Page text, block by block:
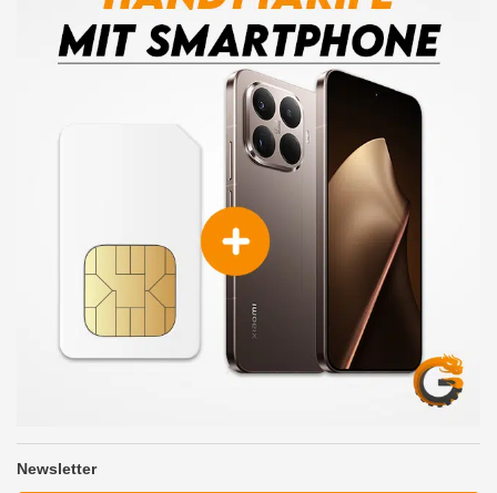
Newsletter